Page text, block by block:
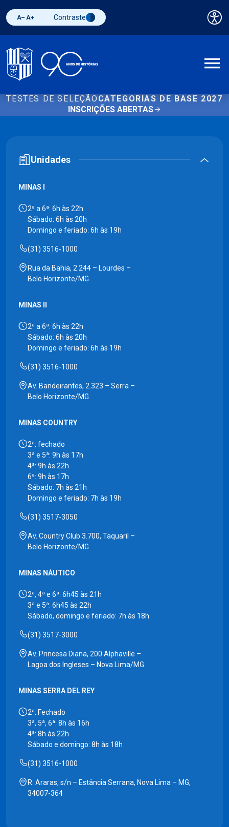
Diminuir fonte
Aumentar fonteAlternar contraste
Contraste
TESTES DE SELEÇÃO CATEGORIAS DE BASE 2027
INSCRIÇÕES ABERTAS
Unidades
MINAS I
2ª a 6ª: 6h às 22h
Sábado: 6h às 20h
Domingo e feriado: 6h às 19h
(31) 3516-1000
Rua da Bahia, 2.244 – Lourdes –
Belo Horizonte/MG
MINAS II
2ª a 6ª: 6h às 22h
Sábado: 6h às 20h
Domingo e feriado: 6h às 19h
(31) 3516-1000
Av. Bandeirantes, 2.323 – Serra –
Belo Horizonte/MG
MINAS COUNTRY
2ª: fechado
3ª e 5ª: 9h às 17h
4ª: 9h às 22h
6ª: 9h às 17h
Sábado: 7h às 21h
Domingo e feriado: 7h às 19h
(31) 3517-3050
Av. Country Club 3.700, Taquaril –
Belo Horizonte/MG
MINAS NÁUTICO
2ª, 4ª e 6ª: 6h45 às 21h
3ª e 5ª: 6h45 às 22h
Sábado, domingo e feriado: 7h às 18h
(31) 3517-3000
Av. Princesa Diana, 200 Alphaville –
Lagoa dos Ingleses – Nova Lima/MG
MINAS SERRA DEL REY
2ª: Fechado
3ª, 5ª, 6ª: 8h às 16h
4ª: 8h às 22h
Sábado e domingo: 8h às 18h
(31) 3516-1000
R. Araras, s/n – Estância Serrana, Nova Lima – MG,
34007-364